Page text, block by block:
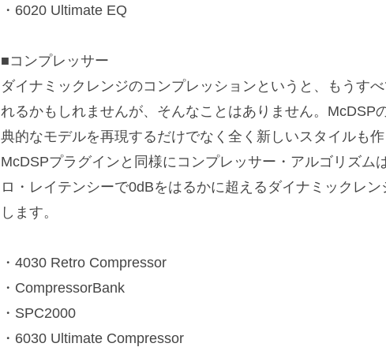
・6020 Ultimate EQ
■コンプレッサー
ダイナミックレンジのコンプレッションというと、もうす
れるかもしれませんが、そんなことはありません。McDSP
典的なモデルを再現するだけでなく全く新しいスタイルも
McDSPプラグインと同様にコンプレッサー・アルゴリズム
ロ・レイテンシーで0dBをはるかに超えるダイナミックレ
します。
・4030 Retro Compressor
・CompressorBank
・SPC2000
・6030 Ultimate Compressor